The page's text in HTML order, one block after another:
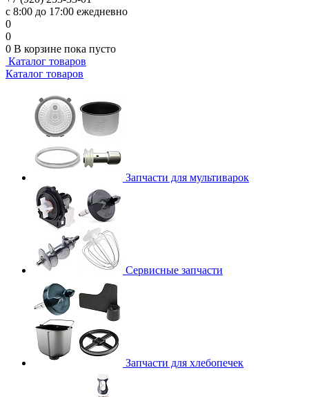
с 8:00 до 17:00 ежедневно
0
0
0 В корзине пока пусто
Каталог товаров
Каталог товаров
Запчасти для мультиварок
Сервисные запчасти
Запчасти для хлебопечек